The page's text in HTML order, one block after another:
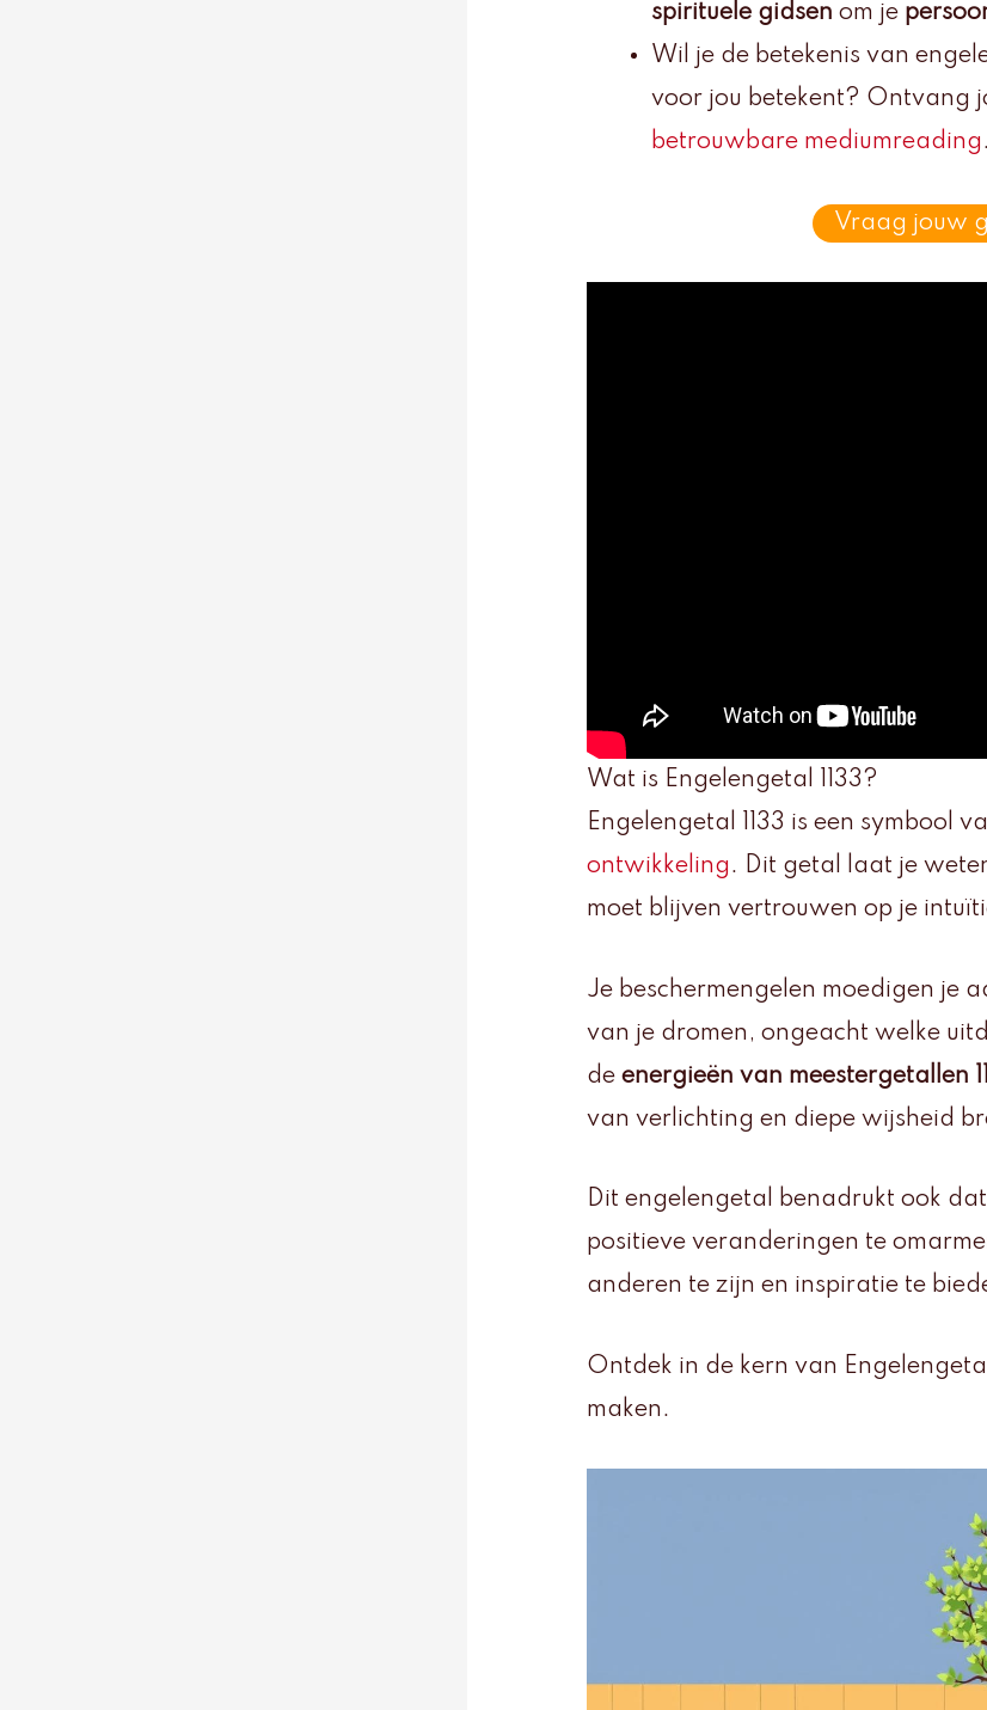
spirituele gidsen om je
Wil je de betekenis van
voor jou betekent? Ontvang
betrouwbare mediumreading .
Vraag jouw
Wat is Engelengetal 1133?
Engelengetal 1133 is een symbool
ontwikkeling . Dit getal laat je
moet blijven vertrouwen op je
Je beschermengelen moedigen je
van je dromen, ongeacht welke
de energieën van meestergetallen
van verlichting en diepe wijsheid
Dit engelengetal benadrukt ook
positieve veranderingen te
anderen te zijn en inspiratie te
Ontdek in de kern van
maken.